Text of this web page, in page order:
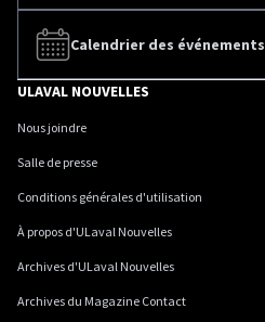
Calendrier des événements
ULAVAL NOUVELLES
Nous joindre
Salle de presse
Conditions générales d'utilisation
À propos d'ULaval Nouvelles
Archives d'ULaval Nouvelles
Archives du Magazine Contact